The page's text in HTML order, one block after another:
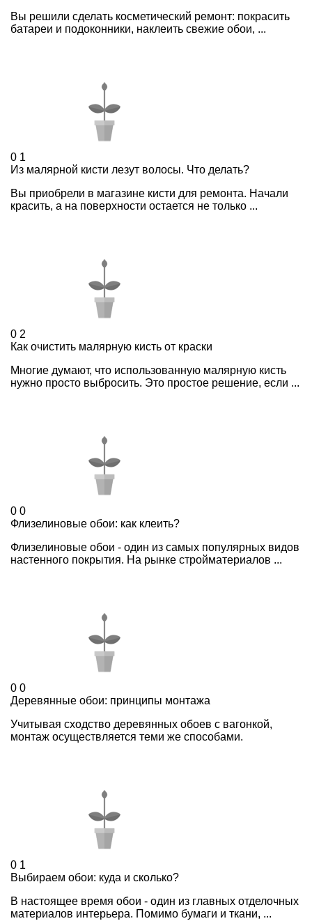
Вы решили сделать косметический ремонт: покрасить
батареи и подоконники, наклеить свежие обои, ...
0 1
Из малярной кисти лезут волосы. Что делать?
Вы приобрели в магазине кисти для ремонта. Начали
красить, а на поверхности остается не только ...
0 2
Как очистить малярную кисть от краски
Многие думают, что использованную малярную кисть
нужно просто выбросить. Это простое решение, если ...
0 0
Флизелиновые обои: как клеить?
Флизелиновые обои - один из самых популярных видов
настенного покрытия. На рынке стройматериалов ...
0 0
Деревянные обои: принципы монтажа
Учитывая сходство деревянных обоев с вагонкой,
монтаж осуществляется теми же способами.
0 1
Выбираем обои: куда и сколько?
В настоящее время обои - один из главных отделочных
материалов интерьера. Помимо бумаги и ткани, ...